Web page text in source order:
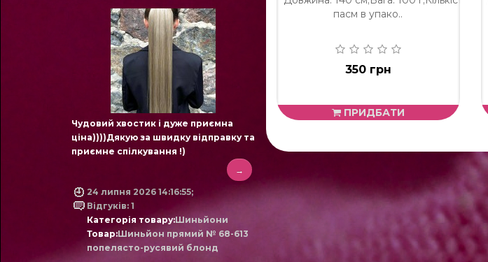
Чудовий хвостик і дуже приємна
ціна))))Дякую за швидку відправку та
приємне спілкування !)
→
24 липня 2026 14:16:55;
Відгуків: 1
Категорія товару:Шиньйони
Товар:Шиньйон прямий № 68-613
попелясто-русявий блонд
пасм в упако..
350 грн
ПРИДБАТИ